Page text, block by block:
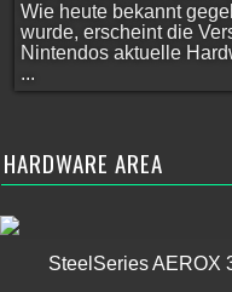
Wie heute bekannt
wurde, erscheint die
Nintendos aktuelle
...
HARDWARE AREA
SteelSeries AEROX